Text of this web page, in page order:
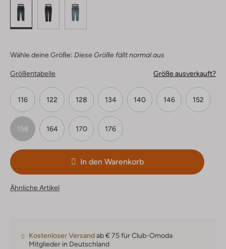
Wähle deine Größe: Diese Größe fällt normal aus
Größentabelle Größe ausverkauft?
116 122 128 134 140 146 152
158 164 170 176
In den Warenkorb
Ähnliche Artikel
Kostenloser Versandab € 75 für Club-Omoda
Mitglieder in Deutschland